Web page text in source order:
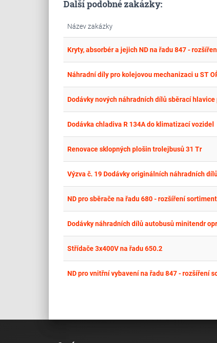
Další podobné zakázky:
Název zakázky
Kryty, absorbér a jejich ND na řadu 847 -
Náhradní díly pro kolejovou mechanizaci u ST
Dodávky nových náhradních dílů sběrací
Dodávka chladiva R 134A do klimatizací vozidel
Renovace sklopných plošin trolejbusů 31 Tr
Výzva č. 19 Dodávky originálních náhradních dílů
ND pro sběrače na řadu 680 - rozšíření
Dodávky náhradních dílů autobusů minitendr
Střídače 3x400V na řadu 650.2
ND pro vnitřní vybavení na řadu 847 - rozšíření